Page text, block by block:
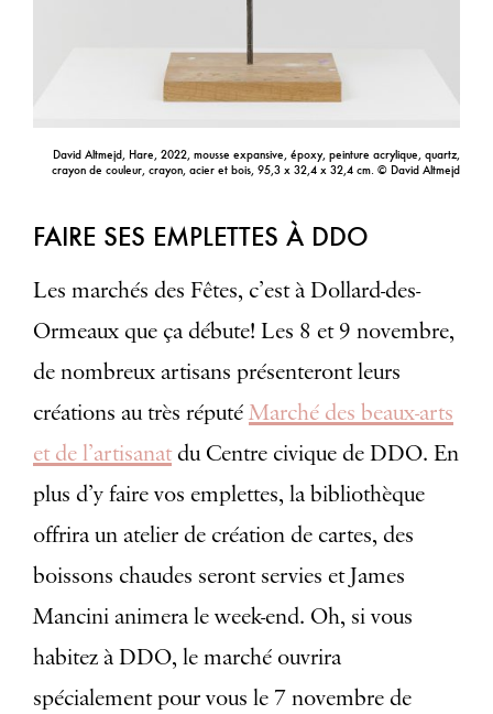
David Altmejd, Hare, 2022, mousse expansive, époxy, peinture acrylique, quartz,
crayon de couleur, crayon, acier et bois, 95,3 x 32,4 x 32,4 cm. © David Altmejd
FAIRE SES EMPLETTES À DDO
Les marchés des Fêtes, c’est à Dollard-des-
Ormeaux que ça débute! Les 8 et 9 novembre,
de nombreux artisans présenteront leurs
créations au très réputéMarché des beaux-arts
et de l’artisanatdu Centre civique de DDO. En
plus d’y faire vos emplettes, la bibliothèque
offrira un atelier de création de cartes, des
boissons chaudes seront servies et James
Mancini animera le week-end. Oh, si vous
habitez à DDO, le marché ouvrira
spécialement pour vous le 7 novembre de